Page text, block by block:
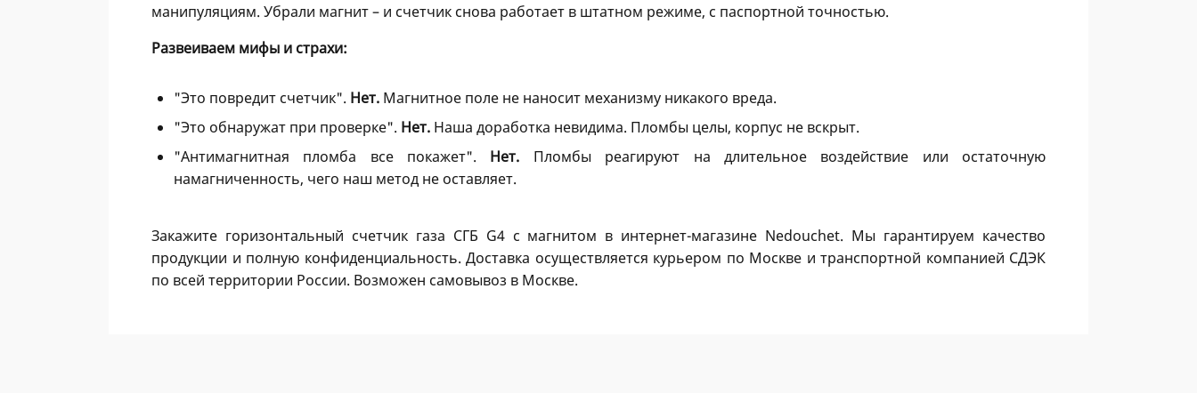
манипуляциям. Убрали магнит – и счетчик снова работает в штатном режиме, с паспортной точностью.
Развеиваем мифы и страхи:
"Это повредит счетчик". Нет. Магнитное поле не наносит механизму никакого вреда.
"Это обнаружат при проверке". Нет. Наша доработка невидима. Пломбы целы, корпус не вскрыт.
"Антимагнитная пломба все покажет". Нет. Пломбы реагируют на длительное воздействие или остаточную
намагниченность, чего наш метод не оставляет.
Закажите горизонтальный счетчик газа СГБ G4 с магнитом в интернет-магазине Nedouchet. Мы гарантируем качество
продукции и полную конфиденциальность. Доставка осуществляется курьером по Москве и транспортной компанией СДЭК
по всей территории России. Возможен самовывоз в Москве.